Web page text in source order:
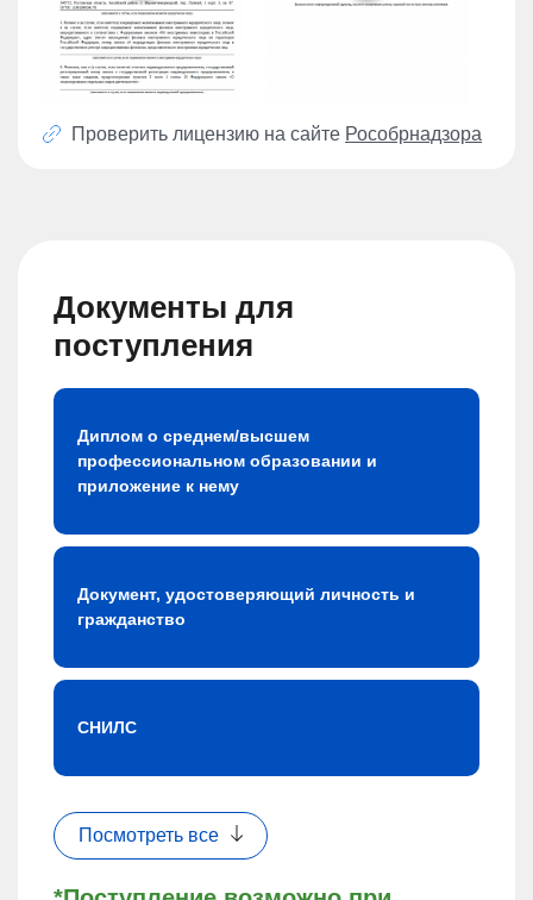
Проверить лицензию на сайте Рособрнадзора
Документы для
поступления
Диплом о среднем/высшем
профессиональном образовании и
приложение к нему
Документ, удостоверяющий личность и
гражданство
СНИЛС
Посмотреть все